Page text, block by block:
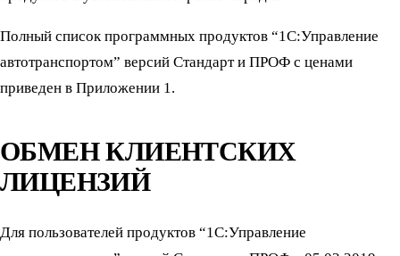
Полный список программных продуктов “1C:Управление
автотранспортом” версий Стандарт и ПРОФ с ценами
приведен в Приложении 1.
ОБМЕН КЛИЕНТСКИХ
ЛИЦЕНЗИЙ
Для пользователей продуктов “1С:Управление